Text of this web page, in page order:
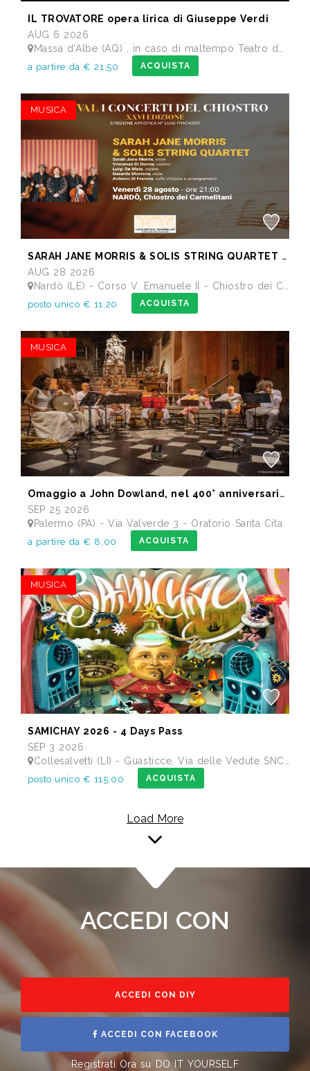
IL TROVATORE opera lirica di Giuseppe Verdi
AUG 6 2026
Massa d'Albe (AQ) , in caso di maltempo Teatro dei Marsi Avezzano AQ - Anfiteatro Romano di Alba Fucens
a partire da € 21,50 ACQUISTA
MUSICA
SARAH JANE MORRIS & SOLIS STRING QUARTET - Festival I Concerti del Chiostro
AUG 28 2026
Nardò (LE) - Corso V. Emanuele II - Chiostro dei Carmelitani
posto unico € 11,20 ACQUISTA
MUSICA
Omaggio a John Dowland, nel 400° anniversario della morte
SEP 25 2026
Palermo (PA) - Via Valverde 3 - Oratorio Santa Cita
a partire da € 8,00 ACQUISTA
MUSICA
SAMICHAY 2026 - 4 Days Pass
SEP 3 2026
Collesalvetti (LI) - Guasticce, Via delle Vedute SNC - Lago Alberto, Tenuta Bellavista Insuese
posto unico € 115,00 ACQUISTA
Load More
ACCEDI CON
ACCEDI CON DIY
ACCEDI CON FACEBOOK
Registrati Ora su DO IT YOURSELF